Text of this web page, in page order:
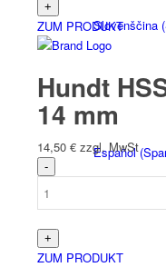
Slovenščina(
Español(
ZUM PRODUKT
Hundt
14 mm
14,50 € zzgl. MwSt
ZUM PRODUKT